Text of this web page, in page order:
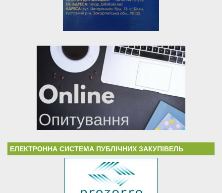
ЕЛЕКТРОННА СИСТЕМА ПУБЛІЧНИХ ЗАКУПІВЕЛЬ